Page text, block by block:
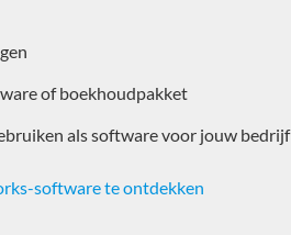
of boekhoudpakket
als software voor jouw bedrijf
software te ontdekken